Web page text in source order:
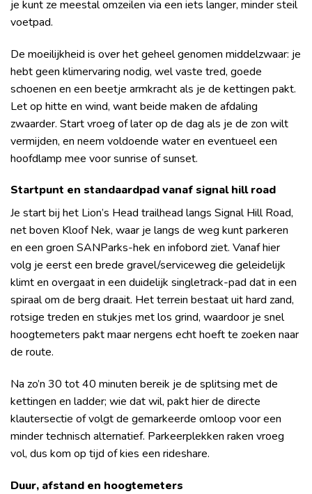
je kunt ze meestal omzeilen via een iets langer, minder steil
voetpad.
De moeilijkheid is over het geheel genomen middelzwaar: je
hebt geen klimervaring nodig, wel vaste tred, goede
schoenen en een beetje armkracht als je de kettingen pakt.
Let op hitte en wind, want beide maken de afdaling
zwaarder. Start vroeg of later op de dag als je de zon wilt
vermijden, en neem voldoende water en eventueel een
hoofdlamp mee voor sunrise of sunset.
Startpunt en standaardpad vanaf signal hill road
Je start bij het Lion’s Head trailhead langs Signal Hill Road,
net boven Kloof Nek, waar je langs de weg kunt parkeren
en een groen SANParks-hek en infobord ziet. Vanaf hier
volg je eerst een brede gravel/serviceweg die geleidelijk
klimt en overgaat in een duidelijk singletrack-pad dat in een
spiraal om de berg draait. Het terrein bestaat uit hard zand,
rotsige treden en stukjes met los grind, waardoor je snel
hoogtemeters pakt maar nergens echt hoeft te zoeken naar
de route.
Na zo’n 30 tot 40 minuten bereik je de splitsing met de
kettingen en ladder; wie dat wil, pakt hier de directe
klautersectie of volgt de gemarkeerde omloop voor een
minder technisch alternatief. Parkeerplekken raken vroeg
vol, dus kom op tijd of kies een rideshare.
Duur, afstand en hoogtemeters